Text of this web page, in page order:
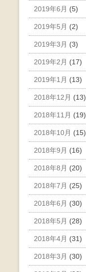
2019年6月 (5)
2019年5月 (2)
2019年3月 (3)
2019年2月 (17)
2019年1月 (13)
2018年12月 (13)
2018年11月 (19)
2018年10月 (15)
2018年9月 (16)
2018年8月 (20)
2018年7月 (25)
2018年6月 (30)
2018年5月 (28)
2018年4月 (31)
2018年3月 (30)